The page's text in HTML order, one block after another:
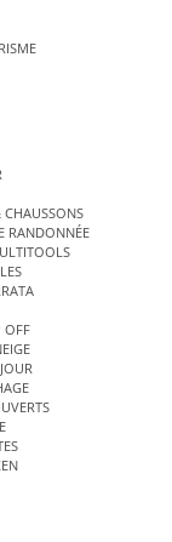
CHAUSSONS
RANDONNÉE
OFF